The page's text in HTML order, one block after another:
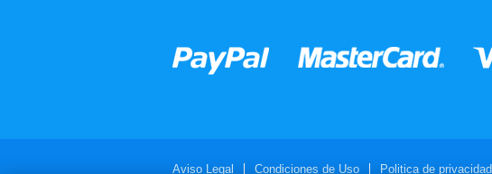
Aviso Legal Condiciones de Uso Politica de privacidad